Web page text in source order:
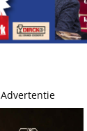
Advertentie